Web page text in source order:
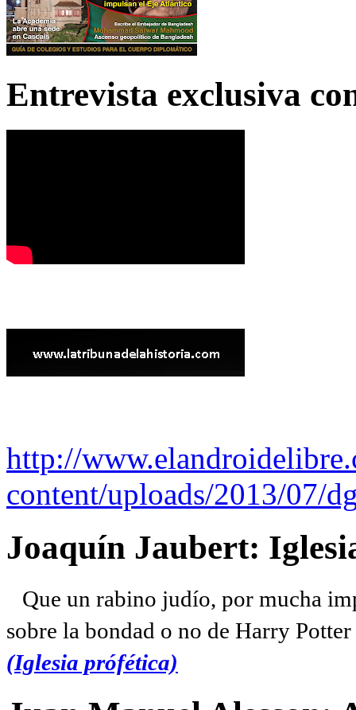
Entrevista exclusiva
http://
content/uploads/2013/07/
Joaquín Jaubert:
Que un rabino judío, por mucha
sobre la bondad o no de Harry
(Iglesia prófética)